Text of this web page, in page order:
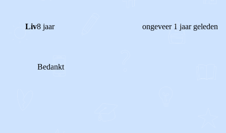
Liv8 jaar ongeveer 1 jaar geleden
Bedankt